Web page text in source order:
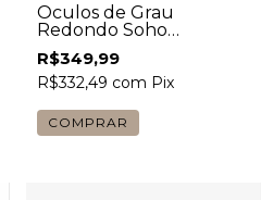
Óculos de Grau
Redondo Soho
Transparente Masculino
R$349,99
R$332,49 com Pix